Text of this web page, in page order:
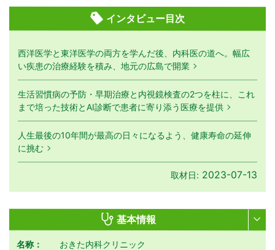
インタビュー目次
西洋医学と東洋医学の両方を学んだ後、内科医の道へ。幅広
い疾患の治療経験を積み、地元の広島で開業
生活習慣病の予防・早期治療と内視鏡検査の2つを柱に、これ
まで培った技術とAI診断で患者に寄り添う医療を提供
人生最後の10年間が最高の日々になるよう、健康寿命の延伸
に挑む
取材日: 2023-07-13
基本情報
名称： おきた内科クリニック